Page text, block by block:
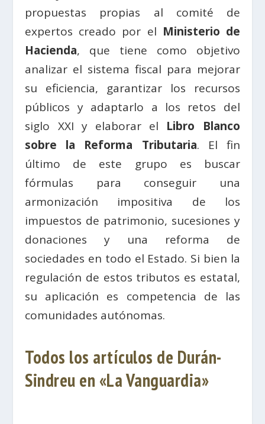
propuestas propias al comité de
expertos creado por el Ministerio de
Hacienda, que tiene como objetivo
analizar el sistema fiscal para mejorar
su eficiencia, garantizar los recursos
públicos y adaptarlo a los retos del
siglo XXI y elaborar el Libro Blanco
sobre la Reforma Tributaria. El fin
último de este grupo es buscar
fórmulas para conseguir una
armonización impositiva de los
impuestos de patrimonio, sucesiones y
donaciones y una reforma de
sociedades en todo el Estado. Si bien la
regulación de estos tributos es estatal,
su aplicación es competencia de las
comunidades autónomas.
Todos los artículos de Durán-
Sindreu en «La Vanguardia»